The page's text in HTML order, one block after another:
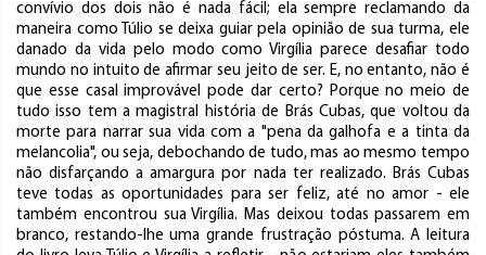
convívio dos dois não é nada fácil; ela sempre reclamando da
maneira como Túlio se deixa guiar pela opinião de sua turma, ele
danado da vida pelo modo como Virgília parece desafiar todo
mundo no intuito de afirmar seu jeito de ser. E, no entanto, não é
que esse casal improvável pode dar certo? Porque no meio de
tudo isso tem a magistral história de Brás Cubas, que voltou da
morte para narrar sua vida com a "pena da galhofa e a tinta da
melancolia", ou seja, debochando de tudo, mas ao mesmo tempo
não disfarçando a amargura por nada ter realizado. Brás Cubas
teve todas as oportunidades para ser feliz, até no amor - ele
também encontrou sua Virgília. Mas deixou todas passarem em
branco, restando-lhe uma grande frustração póstuma. A leitura